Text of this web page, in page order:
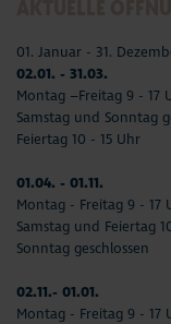
01. Januar - 31.
02.01. - 31.03.
Montag –Freitag 9 - 17
Samstag und Sonntag
Feiertag 10 - 15 Uhr
01.04. - 01.11.
Montag - Freitag 9 - 17
Samstag und Feiertag
Sonntag geschlossen
02.11.- 01.01.
Montag - Freitag 9 - 17